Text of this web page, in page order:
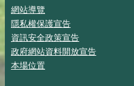
網站導覽
隱私權保護宣告
資訊安全政策宣告
政府網站資料開放宣告
本場位置